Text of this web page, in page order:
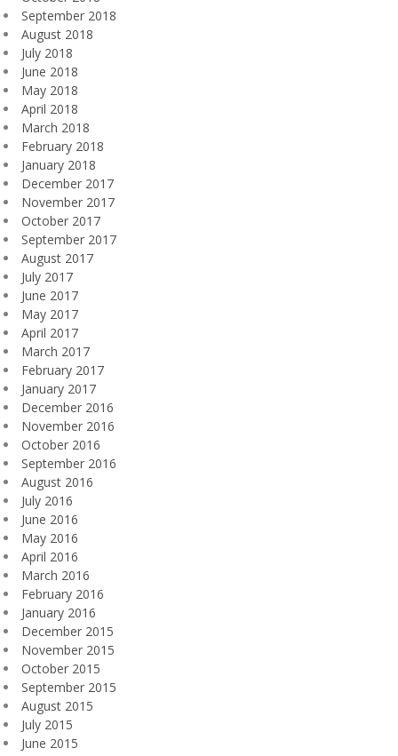
September 2018
August 2018
July 2018
June 2018
May 2018
April 2018
March 2018
February 2018
January 2018
December 2017
November 2017
October 2017
September 2017
August 2017
July 2017
June 2017
May 2017
April 2017
March 2017
February 2017
January 2017
December 2016
November 2016
October 2016
September 2016
August 2016
July 2016
June 2016
May 2016
April 2016
March 2016
February 2016
January 2016
December 2015
November 2015
October 2015
September 2015
August 2015
July 2015
June 2015